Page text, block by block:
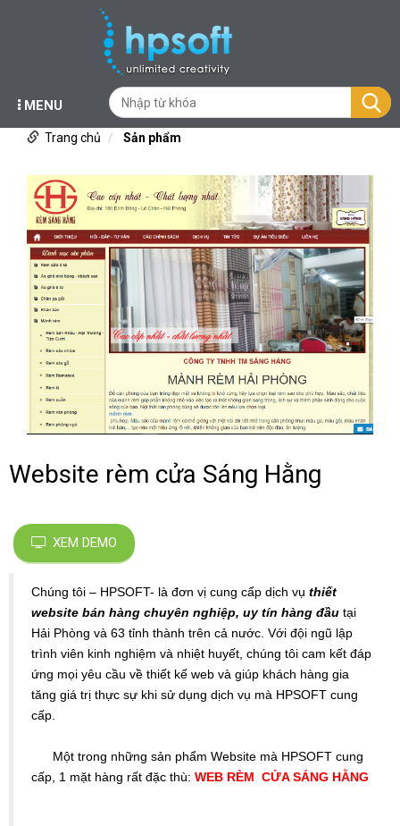
MENU
Trang chủ Sản phẩm
Website rèm cửa Sáng Hằng
XEM DEMO
Chúng tôi – HPSOFT- là đơn vị cung cấp dịch vụ thiết
website bán hàng chuyên nghiệp, uy tín hàng đầu tại
Hải Phòng và 63 tỉnh thành trên cả nước. Với đội ngũ lập
trình viên kinh nghiệm và nhiệt huyết, chúng tôi cam kết đáp
ứng mọi yêu cầu về thiết kế web và giúp khách hàng gia
tăng giá trị thực sự khi sử dụng dịch vụ mà HPSOFT cung
cấp.
Một trong những sản phẩm Website mà HPSOFT cung
cấp, 1 mặt hàng rất đặc thù: WEB RÈM CỬA SÁNG HẰNG